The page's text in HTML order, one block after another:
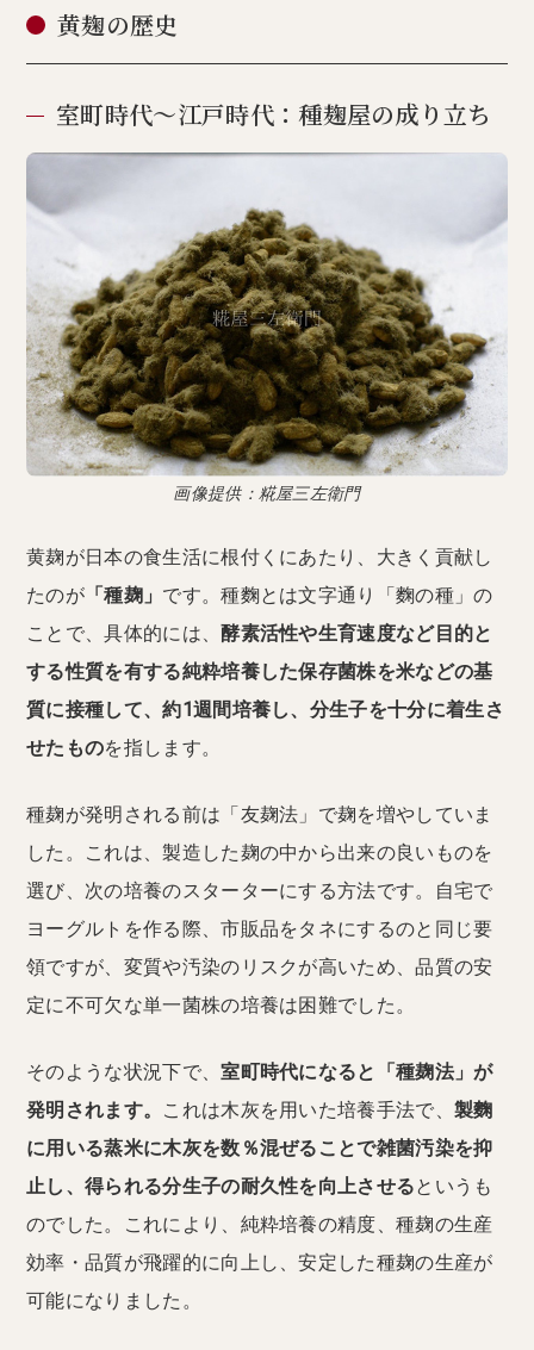
黄麹の歴史
室町時代〜江戸時代：種麹屋の成り立ち
画像提供：糀屋三左衛門
黄麹が日本の食生活に根付くにあたり、大きく貢献し
たのが「種麹」 です。種麴とは文字通り「麴の種」の
ことで、具体的には、酵素活性や生育速度など目的と
する性質を有する純粋培養した保存菌株を米などの基
質に接種して、約1週間培養し、分生子を十分に着生さ
せたものを指します。
種麹が発明される前は「友麹法」で麹を増やしていま
した。これは、製造した麹の中から出来の良いものを
選び、次の培養のスターターにする方法です。自宅で
ヨーグルトを作る際、市販品をタネにするのと同じ要
領ですが、変質や汚染のリスクが高いため、品質の安
定に不可欠な単一菌株の培養は困難でした。
そのような状況下で、室町時代になると「種麹法」が
発明されます。 これは木灰を用いた培養手法で、製麴
に用いる蒸米に木灰を数％混ぜることで雑菌汚染を抑
止し、得られる分生子の耐久性を向上させるというも
のでした。これにより、純粋培養の精度、種麹の生産
効率・品質が飛躍的に向上し、安定した種麹の生産が
可能になりました。